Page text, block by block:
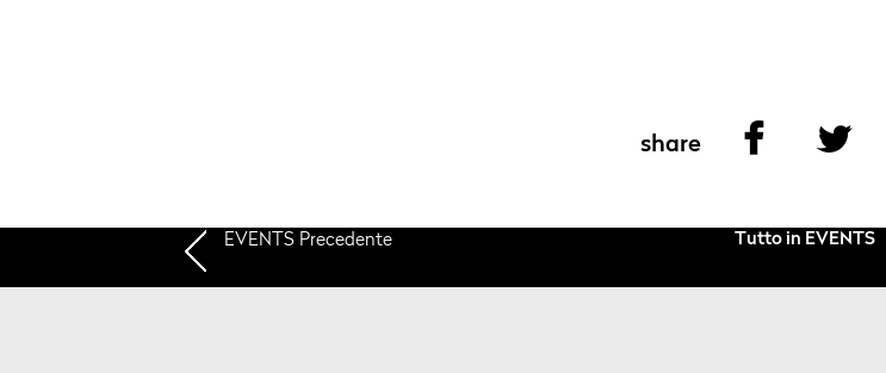
share
EVENTS Precedente Tutto in EVENTS